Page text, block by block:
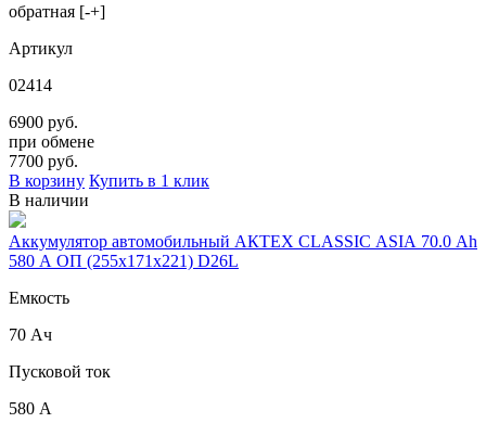
обратная [-+]
Артикул
02414
6900 руб.
при обмене
7700 руб.
В корзину Купить в 1 клик
В наличии
Аккумулятор автомобильный АКТЕХ CLASSIC ASIA 70.0 Ah
580 А ОП (255x171x221) D26L
Емкость
70 Ач
Пусковой ток
580 А